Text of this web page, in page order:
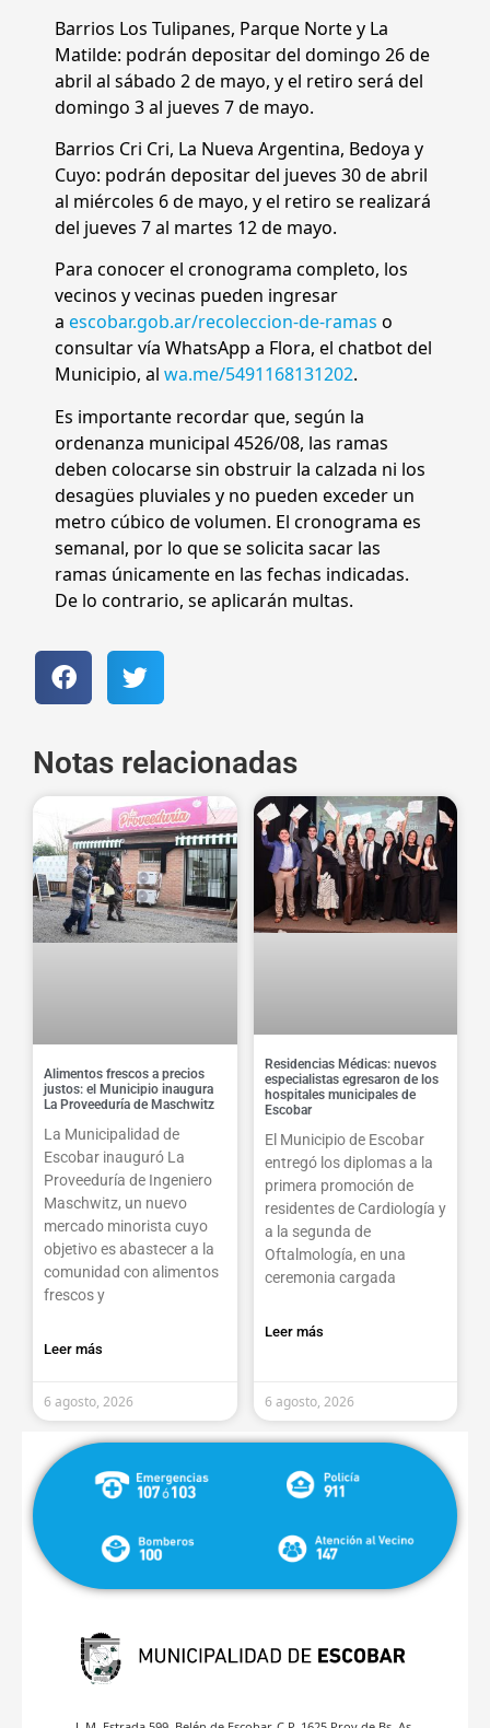
Barrios Los Tulipanes, Parque Norte y La
Matilde: podrán depositar del domingo 26 de
abril al sábado 2 de mayo, y el retiro será del
domingo 3 al jueves 7 de mayo.
Barrios Cri Cri, La Nueva Argentina, Bedoya y
Cuyo: podrán depositar del jueves 30 de abril
al miércoles 6 de mayo, y el retiro se realizará
del jueves 7 al martes 12 de mayo.
Para conocer el cronograma completo, los
vecinos y vecinas pueden ingresar
a escobar.gob.ar/recoleccion-de-ramas o
consultar vía WhatsApp a Flora, el chatbot del
Municipio, al wa.me/5491168131202.
Es importante recordar que, según la
ordenanza municipal 4526/08, las ramas
deben colocarse sin obstruir la calzada ni los
desagües pluviales y no pueden exceder un
metro cúbico de volumen. El cronograma es
semanal, por lo que se solicita sacar las
ramas únicamente en las fechas indicadas.
De lo contrario, se aplicarán multas.
Notas relacionadas
Alimentos frescos a precios
justos: el Municipio inaugura
La Proveeduría de Maschwitz
La Municipalidad de
Escobar inauguró La
Proveeduría de Ingeniero
Maschwitz, un nuevo
mercado minorista cuyo
objetivo es abastecer a la
comunidad con alimentos
frescos y
Leer más
6 agosto, 2026
Residencias Médicas: nuevos
especialistas egresaron de los
hospitales municipales de
Escobar
El Municipio de Escobar
entregó los diplomas a la
primera promoción de
residentes de Cardiología y
a la segunda de
Oftalmología, en una
ceremonia cargada
Leer más
6 agosto, 2026